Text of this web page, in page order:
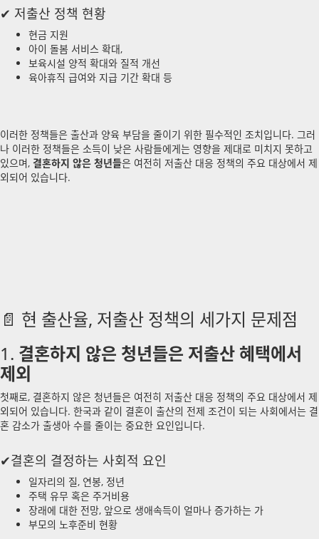
✔ 저출산 정책 현황
현금 지원
아이 돌봄 서비스 확대,
보육시설 양적 확대와 질적 개선
육아휴직 급여와 지급 기간 확대 등
이러한 정책들은 출산과 양육 부담을 줄이기 위한 필수적인 조치입니다. 그러
나 이러한 정책들은 소득이 낮은 사람들에게는 영향을 제대로 미치지 못하고
있으며, 결혼하지 않은 청년들은 여전히 저출산 대응 정책의 주요 대상에서 제
외되어 있습니다.
📄 현 출산율, 저출산 정책의 세가지 문제점
1. 결혼하지 않은 청년들은 저출산 혜택에서
제외
첫째로, 결혼하지 않은 청년들은 여전히 저출산 대응 정책의 주요 대상에서 제
외되어 있습니다. 한국과 같이 결혼이 출산의 전제 조건이 되는 사회에서는 결
혼 감소가 출생아 수를 줄이는 중요한 요인입니다.
✔결혼의 결정하는 사회적 요인
일자리의 질, 연봉, 정년
주택 유무 혹은 주거비용
장래에 대한 전망, 앞으로 생애속득이 얼마나 증가하는 가
부모의 노후준비 현황